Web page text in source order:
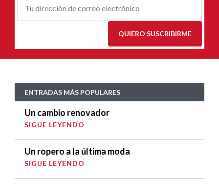
Correu-
QUIERO SUSCRIBIRME
ENTRADAS MÁS POPULARES
Un cambio renovador
SIGUE LEYENDO
Un ropero a la última moda
SIGUE LEYENDO